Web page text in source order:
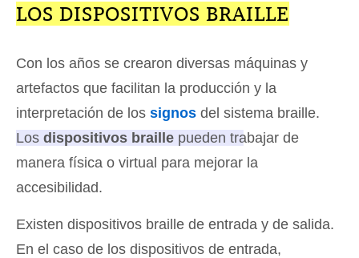
LOS DISPOSITIVOS BRAILLE
Con los años se crearon diversas máquinas y
artefactos que facilitan la producción y la
interpretación de los signos del sistema braille.
Los dispositivos braille pueden trabajar de
manera física o virtual para mejorar la
accesibilidad.
Existen dispositivos braille de entrada y de salida.
En el caso de los dispositivos de entrada,